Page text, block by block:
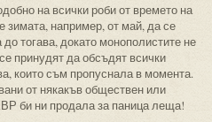
на всички роби от времето на
зимата, например, от май, да се
тогава, докато монополистите не
принудят да обсъдят всички
които съм пропуснала в момента.
от някакъв обществен или
би ни продала за паница леща!